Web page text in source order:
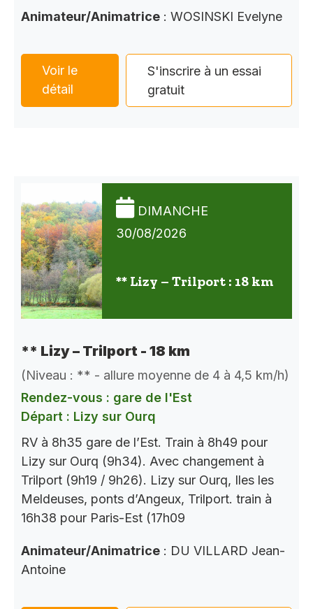
Animateur/Animatrice : WOSINSKI Evelyne
Voir le
détail
S'inscrire à un essai
gratuit
DIMANCHE
30/08/2026
** Lizy – Trilport : 18 km
** Lizy – Trilport - 18 km
(Niveau : ** - allure moyenne de 4 à 4,5 km/h)
Rendez-vous : gare de l'Est
Départ : Lizy sur Ourq
RV à 8h35 gare de l’Est. Train à 8h49 pour
Lizy sur Ourq (9h34). Avec changement à
Trilport (9h19 / 9h26). Lizy sur Ourq, Iles les
Meldeuses, ponts d’Angeux, Trilport. train à
16h38 pour Paris-Est (17h09
Animateur/Animatrice : DU VILLARD Jean-
Antoine